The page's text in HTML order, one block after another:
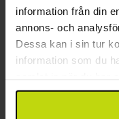
information från din
annons- och
Dessa kan i sin tur
information som du
1x välkomstkaffe
∞ Gratis internet
∞ Bra läge
Se allt som ingår
FÅ KVAR
aug pp
Totalt